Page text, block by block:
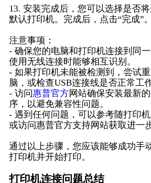
13. 安装完成后，您可以选择是否
默认打印机。完成后，点击“完成”。
注意事项：
- 确保您的电脑和打印机连接到同
使用无线连接时能够相互识别。
- 如果打印机未能被检测到，尝试
脑，或检查USB连接线是否正常工作
- 访问惠普官方网站确保安装最新的
序，以避免兼容性问题。
- 遇到任何问题，可以参考随打印
或访问惠普官方支持网站获取进一
通过以上步骤，您应该能够成功手
打印机并开始打印。
打印机连接问题总结